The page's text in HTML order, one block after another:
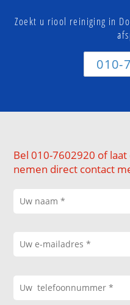
Zoekt u riool reiniging in
010-
Bel 010-7602920 of
nemen direct contact